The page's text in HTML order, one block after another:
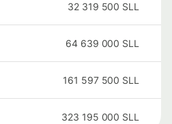
32 319 500 SLL
64 639 000 SLL
161 597 500 SLL
323 195 000 SLL